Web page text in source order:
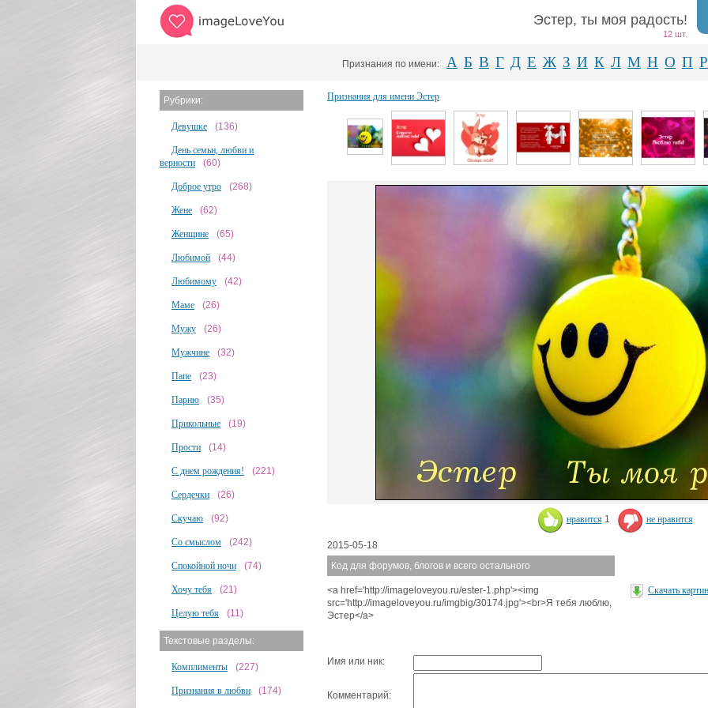
Эстер, ты моя радость!
12 шт.
Признания по имени: А Б В Г Д Е Ж З И К Л М Н О П Р
Рубрики:
Девушке (136)
День семьи, любви и
верности
(60)
Доброе утро (268)
Жене (62)
Женщине (65)
Любимой (44)
Любимому (42)
Маме (26)
Мужу (26)
Мужчине (32)
Папе (23)
Парню (35)
Прикольные (19)
Прости (14)
С днем рождения! (221)
Сердечки (26)
Скучаю (92)
Со смыслом (242)
Спокойной ночи (74)
Хочу тебя (21)
Целую тебя (11)
Текстовые разделы:
Комплименты (227)
Признания в любви (174)
Признания для имени Эстер
нравится 1 не нравится
2015-05-18
Код для форумов, блогов и всего остального
<a href='http://imageloveyou.ru/ester-1.php'><img
src='http://imageloveyou.ru/imgbig/30174.jpg'><br>Я тебя люблю,
Эстер</a>
Скачать
Имя или ник:
Комментарий: